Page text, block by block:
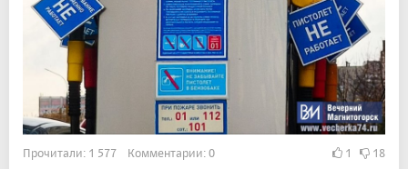
Прочитали: 1 577 Комментарии: 0 1 18